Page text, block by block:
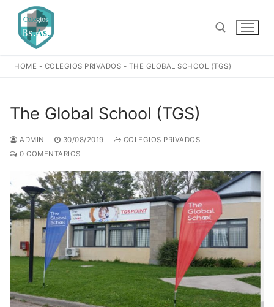
contenido
HOME - COLEGIOS PRIVADOS - THE GLOBAL SCHOOL (TGS)
The Global School (TGS)
ADMIN 30/08/2019
COLEGIOS PRIVADOS
0 COMENTARIOS